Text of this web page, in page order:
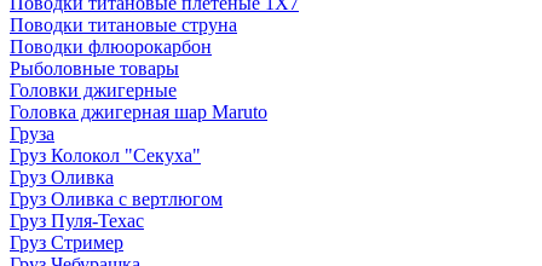
Поводки титановые струна
Поводки флюорокарбон
Рыболовные товары
Головки джигерные
Головка джигерная шар Maruto
Груза
Груз Колокол "Секуха"
Груз Оливка
Груз Оливка с вертлюгом
Груз Пуля-Техас
Груз Стример